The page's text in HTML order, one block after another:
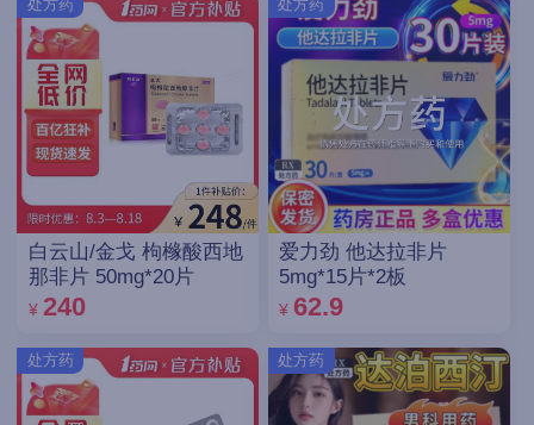
处方药
白云山/金戈 枸橼酸西地
那非片 50mg*20片
¥ 240
处方药
处方药
爱力劲 他达拉非片
5mg*15片*2板
¥ 62.9
处方药